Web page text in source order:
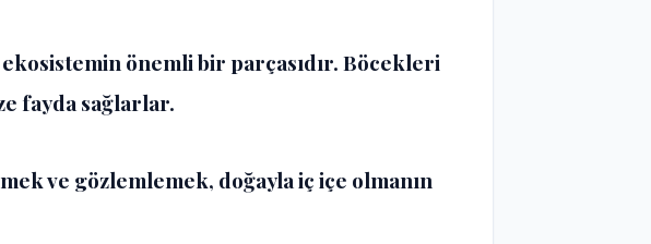
önemli bir parçasıdır. Böcekleri
fayda sağlarlar.
ve gözlemlemek, doğayla iç içe olmanın